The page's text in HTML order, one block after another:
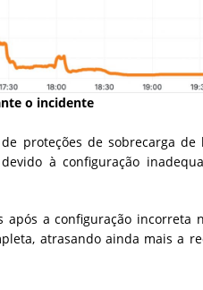
o incidente
proteções de sobrecarga
à configuração
a configuração incorreta
atrasando ainda mais a